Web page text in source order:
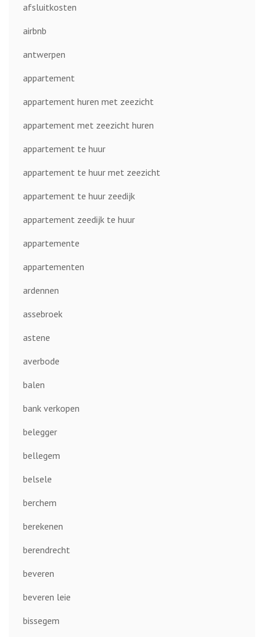
afsluitkosten
airbnb
antwerpen
appartement
appartement huren met zeezicht
appartement met zeezicht huren
appartement te huur
appartement te huur met zeezicht
appartement te huur zeedijk
appartement zeedijk te huur
appartemente
appartementen
ardennen
assebroek
astene
averbode
balen
bank verkopen
belegger
bellegem
belsele
berchem
berekenen
berendrecht
beveren
beveren leie
bissegem